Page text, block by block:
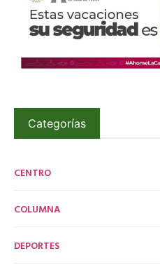
Categorías
CENTRO
COLUMNA
DEPORTES